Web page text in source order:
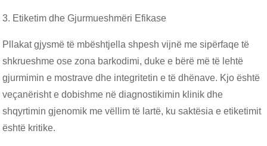
3. Etiketim dhe Gjurmueshmëri Efikase
Pllakat gjysmë të mbështjella shpesh vijnë me sipërfaqe të
shkrueshme ose zona barkodimi, duke e bërë më të lehtë
gjurmimin e mostrave dhe integritetin e të dhënave. Kjo është
veçanërisht e dobishme në diagnostikimin klinik dhe
shqyrtimin gjenomik me vëllim të lartë, ku saktësia e etiketimit
është kritike.